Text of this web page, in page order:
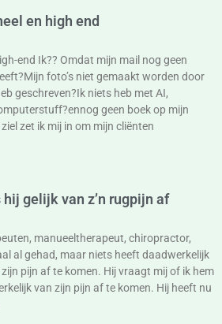
en high end
end Ik?? Omdat mijn mail nog geen
foto’s niet gemaakt worden door
geschreven?Ik niets heb met AI,
geen boek op mijn
zet ik mij in om mijn cliënten
gelijk van z’n rugpijn af
manueeltherapeut, chiropractor,
al gehad, maar niets heeft daadwerkelijk
pijn af te komen. Hij vraagt mij of ik hem
van zijn pijn af te komen. Hij heeft nu